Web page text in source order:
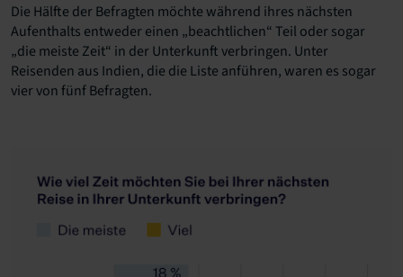
Die Hälfte der Befragten möchte während ihres nächsten
Aufenthalts entweder einen „beachtlichen“ Teil oder sogar
„die meiste Zeit“ in der Unterkunft verbringen. Unter
Reisenden aus Indien, die die Liste anführen, waren es sogar
vier von fünf Befragten.